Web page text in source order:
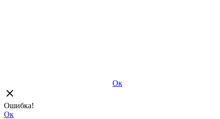
Ок
Ошибка!
Ок